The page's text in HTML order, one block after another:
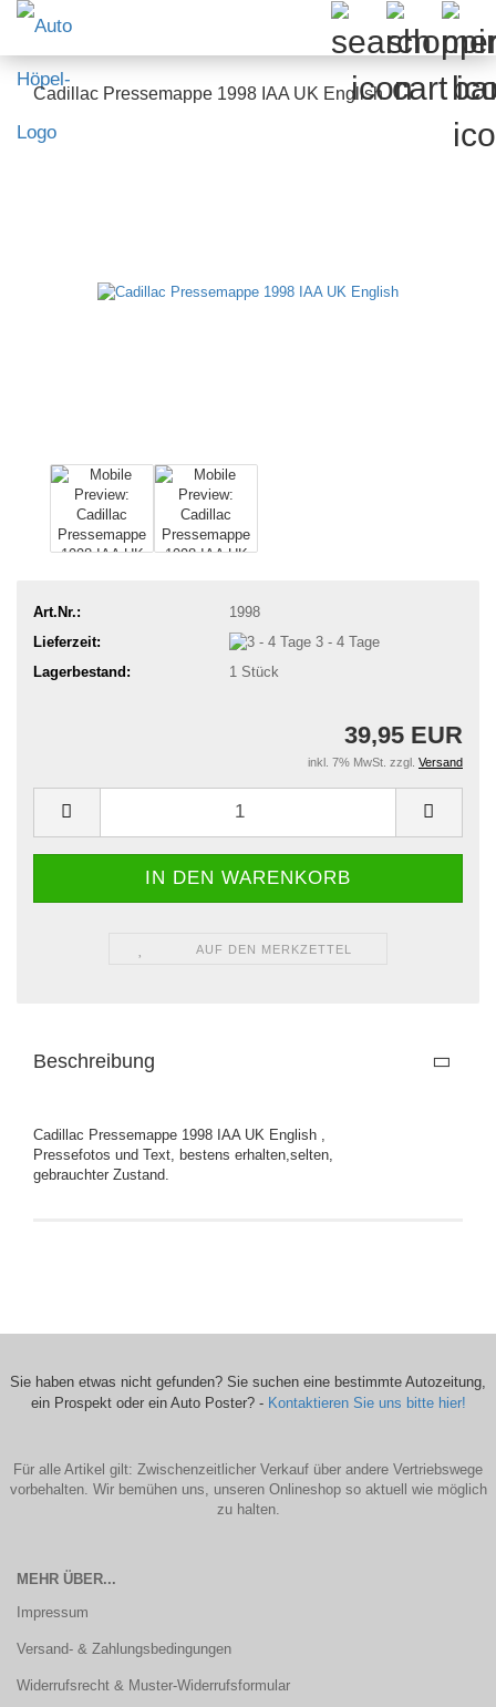
Cadillac Pressemappe 1998 IAA UK English
Art.Nr.:
1998
Lieferzeit:
3 - 4 Tage
Lagerbestand:
1 Stück
39,95 EUR
inkl. 7% MwSt. zzgl. Versand
AUF DEN MERKZETTEL
Beschreibung
Cadillac Pressemappe 1998 IAA UK English ,
Pressefotos und Text, bestens erhalten,selten,
gebrauchter Zustand.
Sie haben etwas nicht gefunden? Sie suchen eine bestimmte Autozeitung,
ein Prospekt oder ein Auto Poster? - Kontaktieren Sie uns bitte hier!
Für alle Artikel gilt: Zwischenzeitlicher Verkauf über andere Vertriebswege
vorbehalten. Wir bemühen uns, unseren Onlineshop so aktuell wie möglich
zu halten.
MEHR ÜBER...
Impressum
Versand- & Zahlungsbedingungen
Widerrufsrecht & Muster-Widerrufsformular